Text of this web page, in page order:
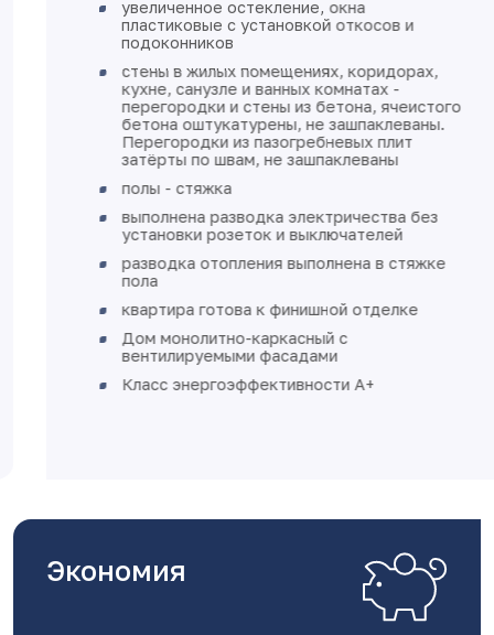
увеличенное остекление, окна
пластиковые с установкой откосов и
подоконников
стены в жилых помещениях, коридорах,
кухне, санузле и ванных комнатах -
перегородки и стены из бетона, ячеистого
бетона оштукатурены, не зашпаклеваны.
Перегородки из пазогребневых плит
затёрты по швам, не зашпаклеваны
полы - стяжка
выполнена разводка электричества без
установки розеток и выключателей
разводка отопления выполнена в стяжке
пола
квартира готова к финишной отделке
Дом монолитно-каркасный с
вентилируемыми фасадами
Класс энергоэффективности А+
Экономия